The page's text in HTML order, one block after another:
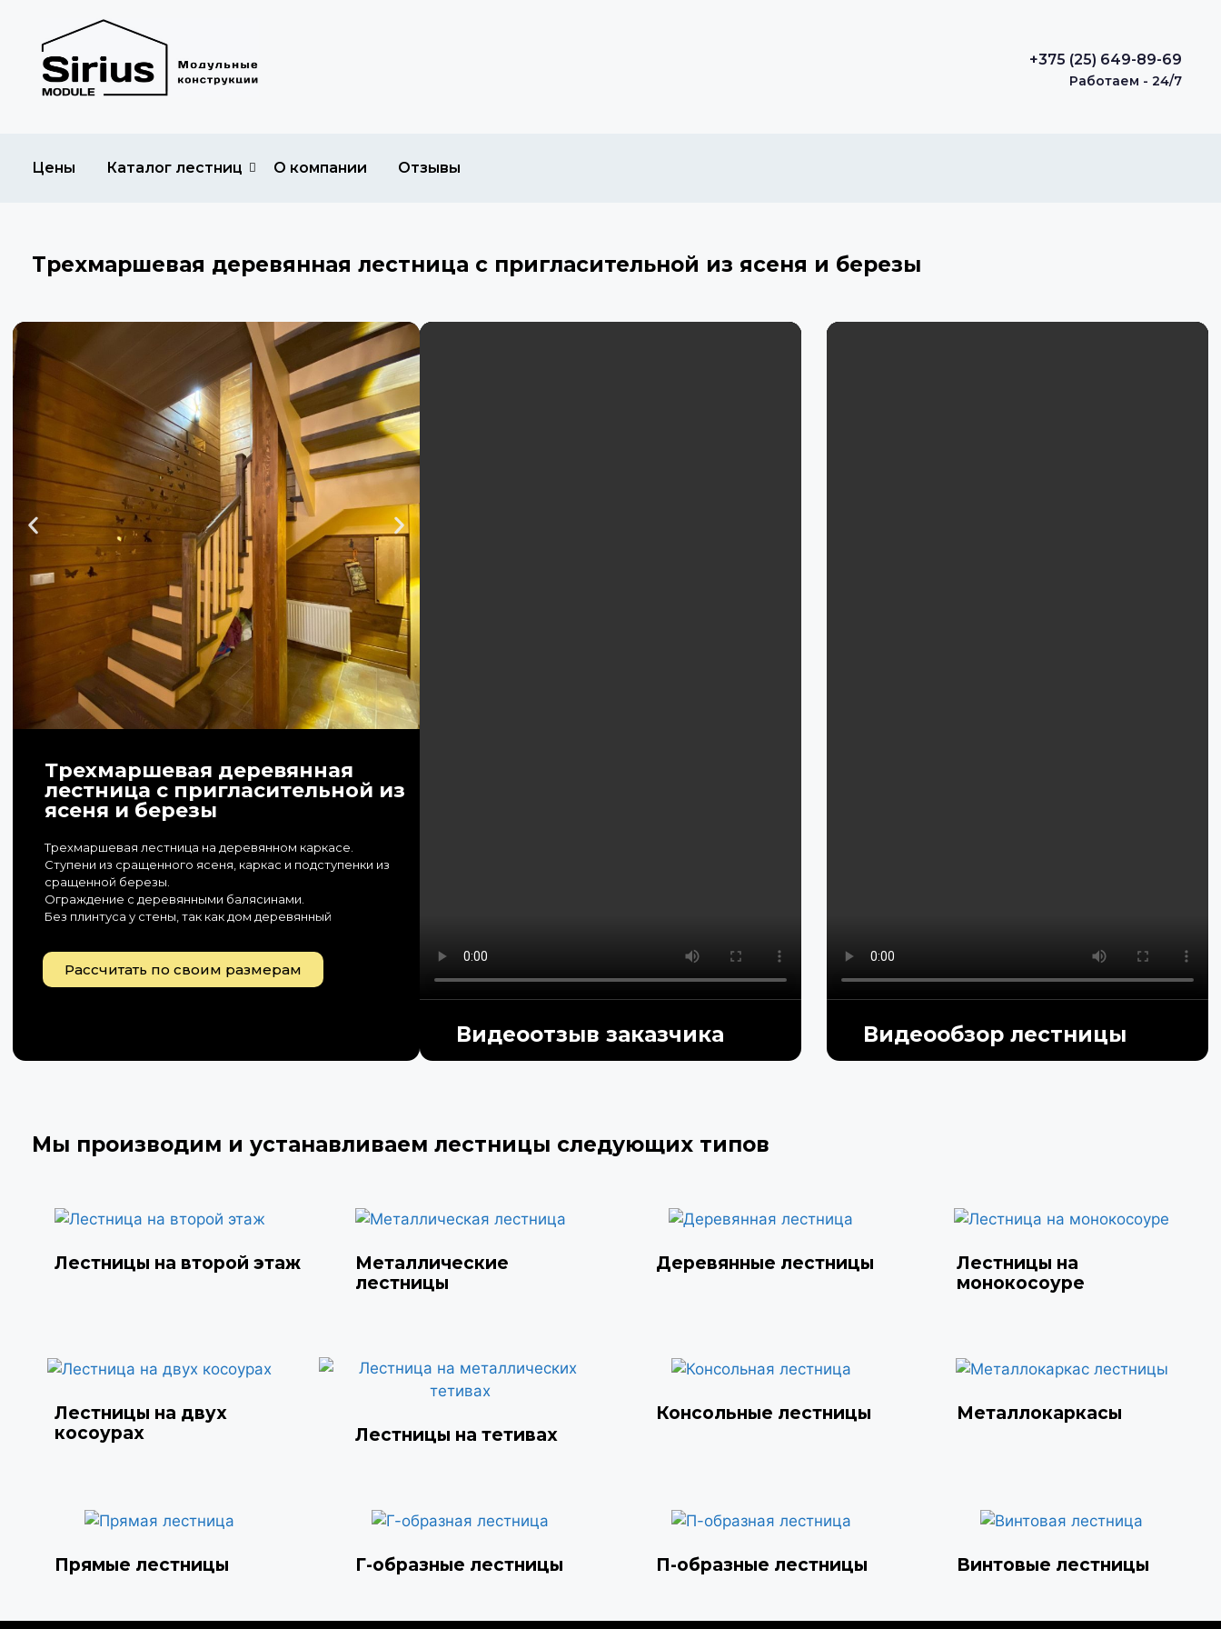
+375 (25) 649-89-69
Работаем - 24/7
Цены Каталог лестниц О компании Отзывы
Трехмаршевая деревянная лестница с пригласительной из ясеня и березы
Трехмаршевая деревянная
лестница с пригласительной из
ясеня и березы
Трехмаршевая лестница на деревянном каркасе.
Ступени из сращенного ясеня, каркас и подступенки из
сращенной березы.
Ограждение с деревянными балясинами.
Без плинтуса у стены, так как дом деревянный
Рассчитать по своим размерам
Видеоотзыв заказчика Видеообзор лестницы
Мы производим и устанавливаем лестницы следующих типов
Лестницы на второй этаж
Металлические
лестницы
Деревянные лестницы
Лестницы на
монокосоуре
Лестницы на двух
косоурах
Лестницы на тетивах
Консольные лестницы Металлокаркасы
Прямые лестницы Г-образные лестницы П-образные лестницы Винтовые лестницы